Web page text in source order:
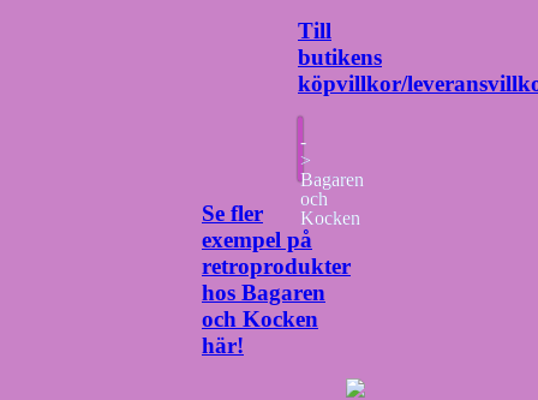
Till
butikens
köpvillkor/
-
>
Bagaren
och
Kocken
Se fler
exempel på
retroprodukter
hos Bagaren
och Kocken
här!